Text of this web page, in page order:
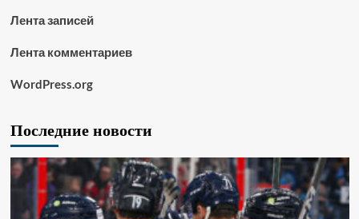
Лента записей
Лента комментариев
WordPress.org
Последние новости